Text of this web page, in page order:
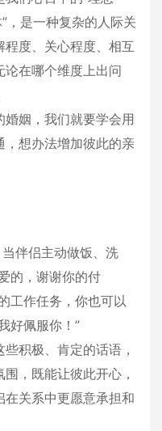
，是一种复杂的人际关
度、关心程度、相互
在哪个维度上出问
姻，我们就要学会用
，想办法增加彼此的亲
伴侣主动做饭、洗
的，谢谢你的付
工作任务，你也可以
好佩服你！”
积极、肯定的话语，
，既能让彼此开心，
关系中更愿意承担和